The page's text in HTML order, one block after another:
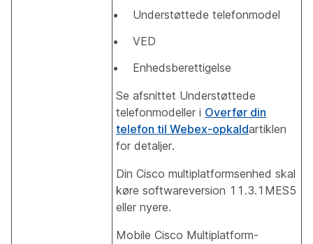
Understøttede telefonmodel
VED
Enhedsberettigelse
Se afsnittet Understøttede
telefonmodeller i Overfør din
telefon til Webex-opkaldartiklen
for detaljer.
Din Cisco multiplatformsenhed skal
køre softwareversion 11.3.1MES5
eller nyere.
Mobile Cisco Multiplatform-